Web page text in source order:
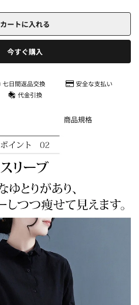
カートに入れる
今すぐ購入
七日間返品交換
安全な支払い
代金引換
商品規格